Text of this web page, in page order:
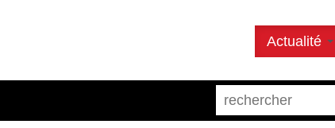
Actualité